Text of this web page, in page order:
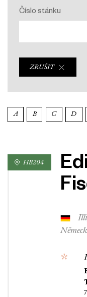
Číslo stánku
ZRUŠIT
A B C D
HB204